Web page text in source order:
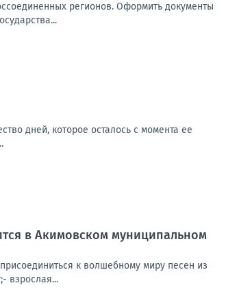
регионов. Оформить документы
дней, которое осталось с момента ее
в Акимовском муниципальном
к волшебному миру песен из
взрослая...